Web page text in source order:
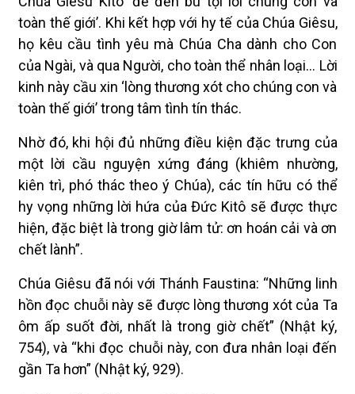
toàn thế giới’. Khi kết hợp với hy tế của Chúa Giêsu,
họ kêu cầu tình yêu mà Chúa Cha dành cho Con
của Ngài, và qua Người, cho toàn thể nhân loại… Lời
kinh này cầu xin ‘lòng thương xót cho chúng con và
toàn thế giới’ trong tâm tình tín thác.
Nhờ đó, khi hội đủ những điều kiện đặc trưng của
một lời cầu nguyện xứng đáng (khiêm nhường,
kiên trì, phó thác theo ý Chúa), các tín hữu có thể
hy vọng những lời hứa của Đức Kitô sẽ được thực
hiện, đặc biệt là trong giờ lâm tử: ơn hoán cải và ơn
chết lành”.
Chúa Giêsu đã nói với Thánh Faustina: “Những linh
hồn đọc chuỗi này sẽ được lòng thương xót của Ta
ôm ấp suốt đời, nhất là trong giờ chết” (Nhật ký,
754), và “khi đọc chuỗi này, con đưa nhân loại đến
gần Ta hơn” (Nhật ký, 929).